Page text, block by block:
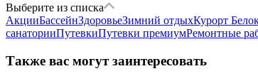
Выберите из списка
АкцииБассейнЗдоровьеЗимний отдыхКурорт
санаторииПутевкиПутевки премиумРемонтные
Также вас могут заинтересовать